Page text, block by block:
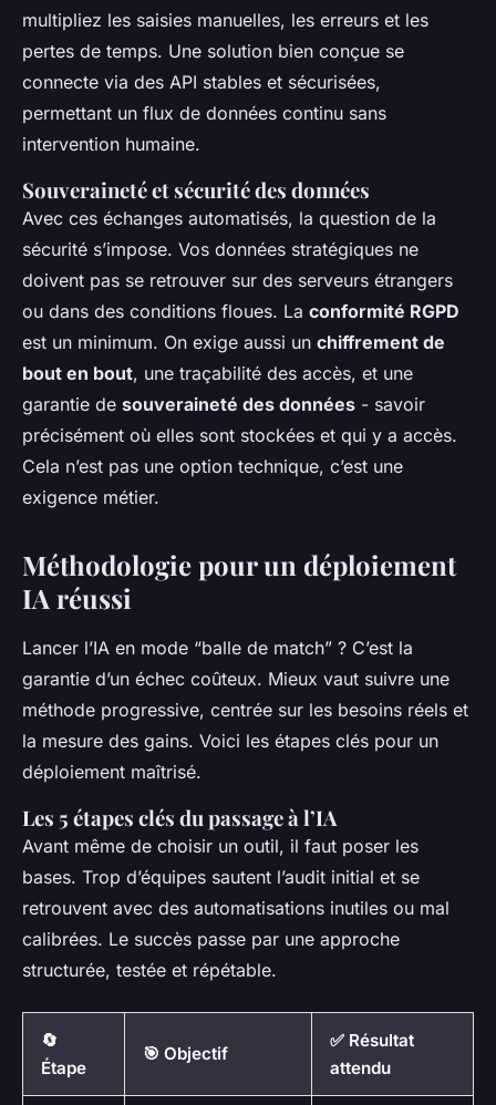
multipliez les saisies manuelles, les erreurs et les
pertes de temps. Une solution bien conçue se
connecte via des API stables et sécurisées,
permettant un flux de données continu sans
intervention humaine.
Souveraineté et sécurité des données
Avec ces échanges automatisés, la question de la
sécurité s’impose. Vos données stratégiques ne
doivent pas se retrouver sur des serveurs étrangers
ou dans des conditions floues. La conformité RGPD
est un minimum. On exige aussi un chiffrement de
bout en bout, une traçabilité des accès, et une
garantie de souveraineté des données - savoir
précisément où elles sont stockées et qui y a accès.
Cela n’est pas une option technique, c’est une
exigence métier.
Méthodologie pour un déploiement
IA réussi
Lancer l’IA en mode “balle de match” ? C’est la
garantie d’un échec coûteux. Mieux vaut suivre une
méthode progressive, centrée sur les besoins réels et
la mesure des gains. Voici les étapes clés pour un
déploiement maîtrisé.
Les 5 étapes clés du passage à l’IA
Avant même de choisir un outil, il faut poser les
bases. Trop d’équipes sautent l’audit initial et se
retrouvent avec des automatisations inutiles ou mal
calibrées. Le succès passe par une approche
structurée, testée et répétable.
🔄
Étape
🎯 Objectif
✅ Résultat
attendu